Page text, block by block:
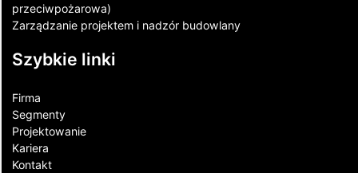
przeciwpożarowa)
Zarządzanie projektem i nadzór budowlany
Szybkie linki
Firma
Segmenty
Projektowanie
Kariera
Kontakt​